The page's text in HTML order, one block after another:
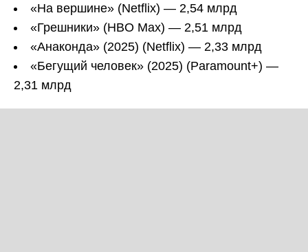
«На вершине» (Netflix) — 2,54 млрд
«Грешники» (HBO Max) — 2,51 млрд
«Анаконда» (2025) (Netflix) — 2,33 млрд
«Бегущий человек» (2025) (Paramount+) —
2,31 млрд